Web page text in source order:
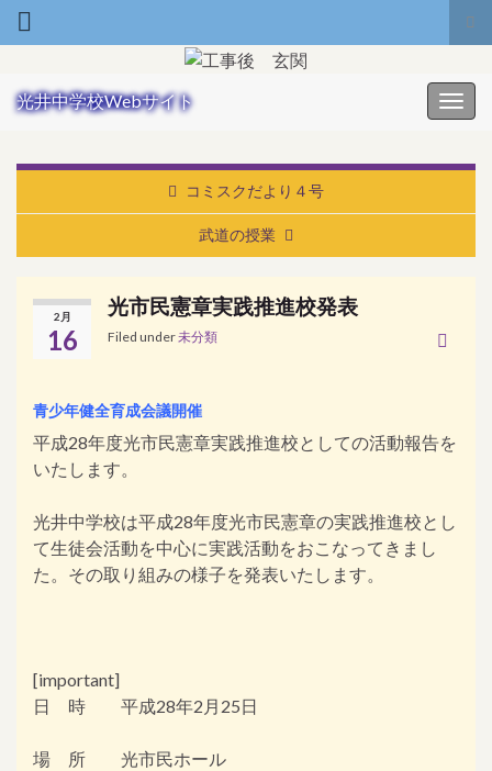
Search for:
光井中学校Webサイト
コミスクだより４号
武道の授業
2月
16
光市民憲章実践推進校発表
Filed under未分類
青少年健全育成会議開催
平成28年度光市民憲章実践推進校としての活動報告を
いたします。
光井中学校は平成28年度光市民憲章の実践推進校とし
て生徒会活動を中心に実践活動をおこなってきまし
た。その取り組みの様子を発表いたします。
[important]
日 時 平成28年2月25日
場 所 光市民ホール